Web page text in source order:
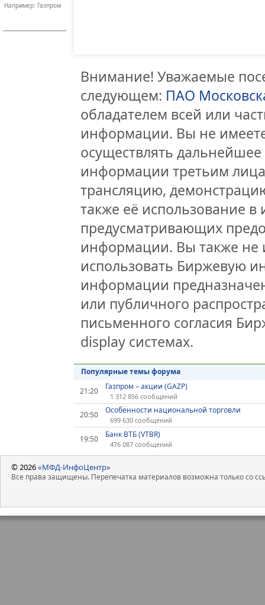
Например: Газпром
Внимание! Уважаемые
следующем: ПАО
обладателем всей или
информации. Вы не
осуществлять
информации третьим
трансляцию,
также её использование
предусматривающих
информации. Вы также не
использовать Биржевую
информации
или публичного
письменного согласия
display системах.
Популярные темы форума
21:20
Газпром – акции (GAZP)
1 312 856 сообщений
20:50 Особенности национальной торговли
699 630 сообщений
19:50 Банк ВТБ (VTBR)
476 087 сообщений
© 2026«МФД-ИнфоЦентр»
Все права защищены. Перепечатка материалов возможна только со